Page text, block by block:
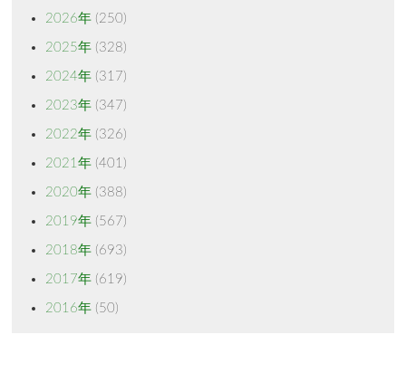
2026年(250)
2025年(328)
2024年(317)
2023年(347)
2022年(326)
2021年(401)
2020年(388)
2019年(567)
2018年(693)
2017年(619)
2016年(50)